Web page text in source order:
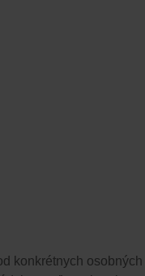
konkrétnych